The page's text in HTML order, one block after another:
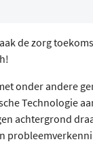
de zorg
onder andere
Technologie
achtergrond